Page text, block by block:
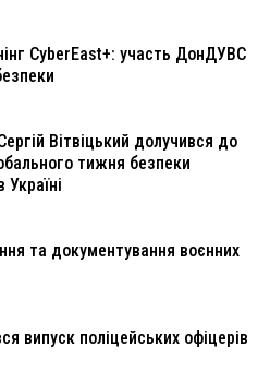
CyberEast+: участь ДонДУВС
Вітвіцький долучився до
тижня безпеки
та документування воєнних
випуск поліцейських офіцерів